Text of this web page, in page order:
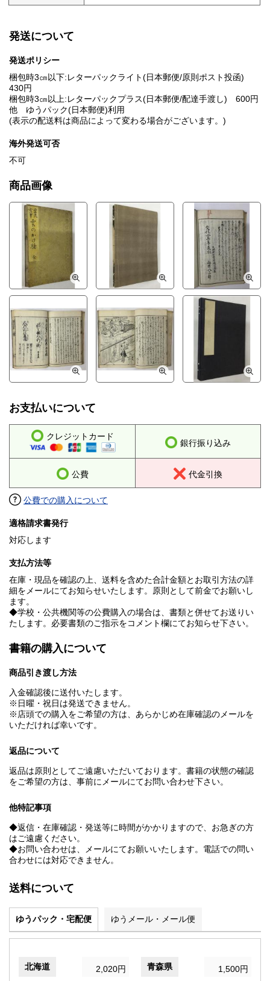
発送について
発送ポリシー
梱包時3㎝以下:レターパックライト(日本郵便/原則ポスト投函)
430円
梱包時3㎝以上:レターパックプラス(日本郵便/配達手渡し) 600円
他 ゆうパック(日本郵便)利用
(表示の配送料は商品によって変わる場合がございます。)
海外発送可否
不可
商品画像
お支払いについて
クレジットカード
銀行振り込み
公費 代金引換
公費での購入について
適格請求書発行
対応します
支払方法等
在庫・現品を確認の上、送料を含めた合計金額とお取引方法の詳
細をメールにてお知らせいたします。原則として前金でお願いし
ます。
◆学校・公共機関等の公費購入の場合は、書類と併せてお送りい
たします。必要書類のご指示をコメント欄にてお知らせ下さい。
書籍の購入について
商品引き渡し方法
入金確認後に送付いたします。
※日曜・祝日は発送できません。
※店頭での購入をご希望の方は、あらかじめ在庫確認のメールを
いただければ幸いです。
返品について
返品は原則としてご遠慮いただいております。書籍の状態の確認
をご希望の方は、事前にメールにてお問い合わせ下さい。
他特記事項
◆返信・在庫確認・発送等に時間がかかりますので、お急ぎの方
はご遠慮ください。
◆お問い合わせは、メールにてお願いいたします。電話での問い
合わせには対応できません。
送料について
ゆうパック・宅配便 ゆうメール・メール便
北海道 2,020円 青森県 1,500円